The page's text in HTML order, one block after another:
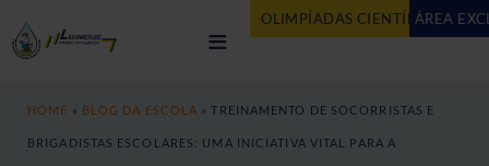
≡
OLIMPÍADAS CIENTÍFICAS
ÁREA
HOME » BLOG DA ESCOLA »TREINAMENTO DE SOCORRISTAS E
BRIGADISTAS ESCOLARES: UMA INICIATIVA VITAL PARA A